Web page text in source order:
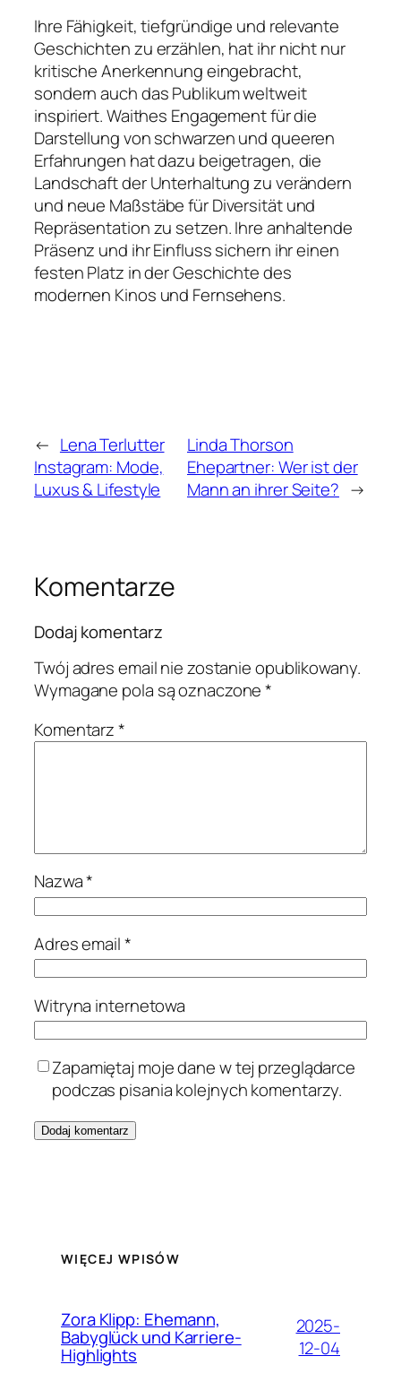
Ihre Fähigkeit, tiefgründige und relevante
Geschichten zu erzählen, hat ihr nicht nur
kritische Anerkennung eingebracht,
sondern auch das Publikum weltweit
inspiriert. Waithes Engagement für die
Darstellung von schwarzen und queeren
Erfahrungen hat dazu beigetragen, die
Landschaft der Unterhaltung zu verändern
und neue Maßstäbe für Diversität und
Repräsentation zu setzen. Ihre anhaltende
Präsenz und ihr Einfluss sichern ihr einen
festen Platz in der Geschichte des
modernen Kinos und Fernsehens.
← Lena Terlutter
Instagram: Mode,
Luxus & Lifestyle
Linda Thorson
Ehepartner: Wer ist der
Mann an ihrer Seite? →
Komentarze
Dodaj komentarz
Twój adres email nie zostanie opublikowany.
Wymagane pola są oznaczone*
Komentarz*
Nazwa*
Adres email*
Witryna internetowa
Zapamiętaj moje dane w tej przeglądarce
podczas pisania kolejnych komentarzy.
WIĘCEJ WPISÓW
Zora Klipp: Ehemann,
Babyglück und Karriere-
Highlights
2025-
12-04